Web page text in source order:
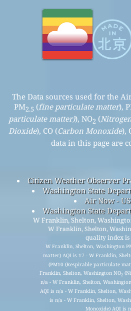
The Data sources used for the
PM2.5 (fine particulate matter),
particulate matter)), NO2 (
Dioxide), CO (Carbon Monoxide),
data in this page are
Citizen Weather Observer
Washington State
Air Now - US
Washington State
W Franklin, Shelton,
W Franklin, Shelton,
quality index is
W Franklin, Shelton, Washington
matter) AQI is 17 - W Franklin,
(PM10 (Respirable particulate
Franklin, Shelton, Washington NO2
n/a - W Franklin, Shelton, Washington
AQI is n/a - W Franklin, Shelton,
is n/a - W Franklin, Shelton,
Monoxide) AQI is